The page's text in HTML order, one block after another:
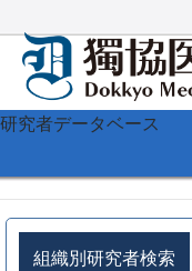
研究者データベース
組織別研究者検索